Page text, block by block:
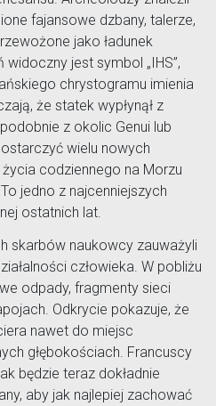
fajansowe dzbany, talerze,
jako ładunek
jest symbol „IHS”,
chrystogramu imienia
że statek wypłynął z
z okolic Genui lub
wielu nowych
codziennego na Morzu
jedno z najcenniejszych
ostatnich lat.
skarbów naukowcy zauważyli
człowieka. W pobliżu
odpady, fragmenty sieci
Odkrycie pokazuje, że
nawet do miejsc
głębokościach. Francuscy
będzie teraz dokładnie
aby jak najlepiej zachować